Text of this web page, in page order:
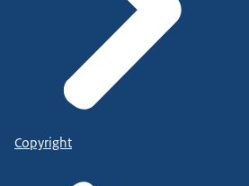
Copyright